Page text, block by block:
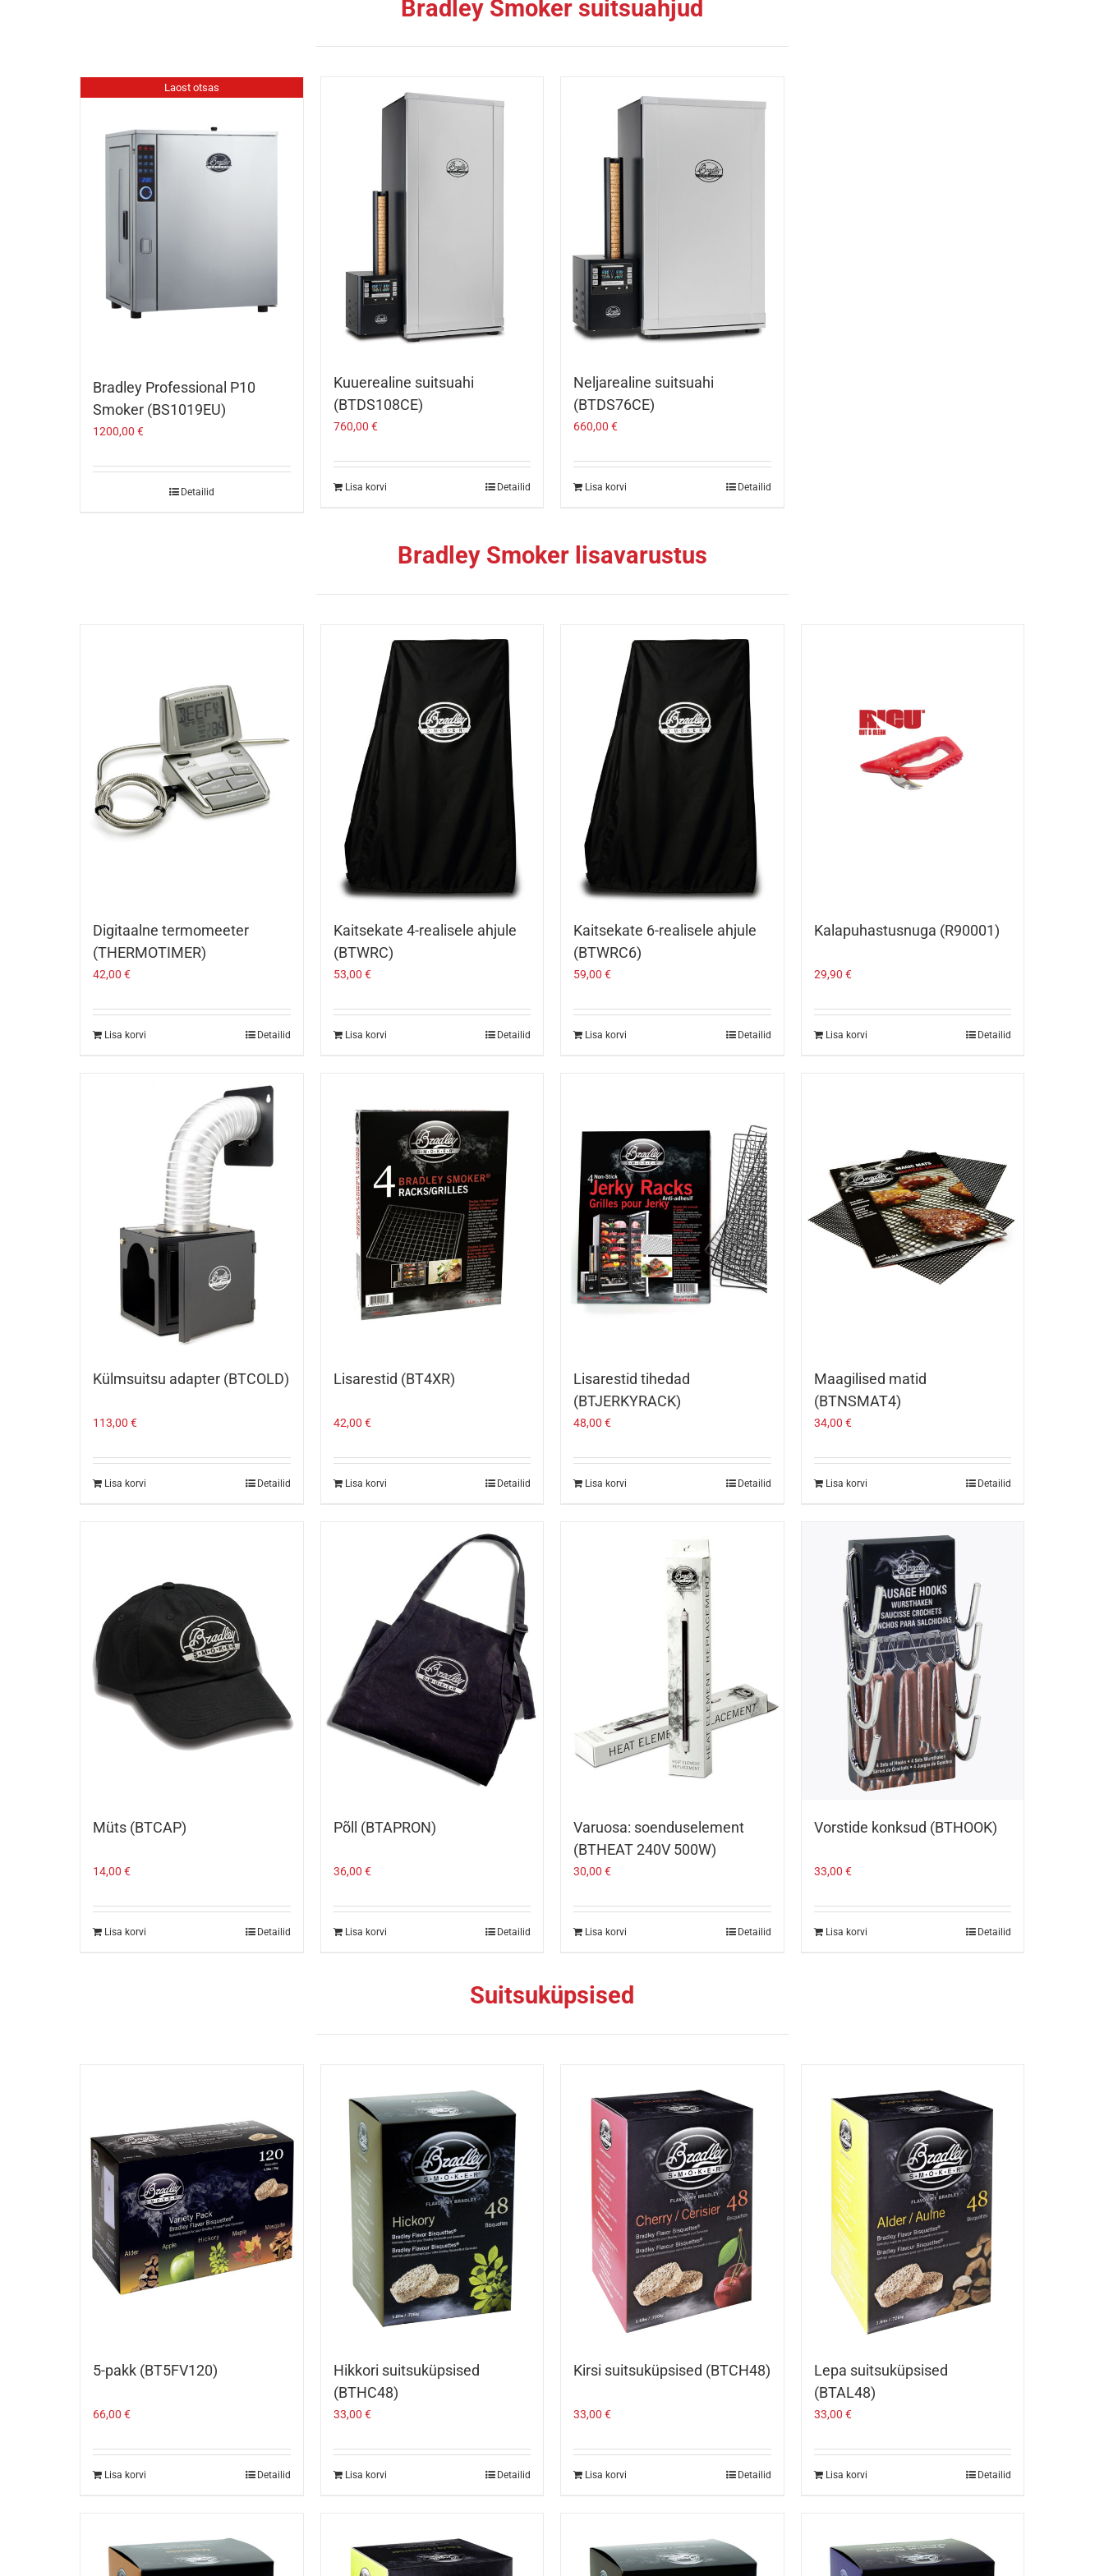
Bradley Smoker suitsuahjud
Laost otsas
Bradley Professional P10
Smoker (BS1019EU)
1200,00 €
Detailid
Kuuerealine suitsuahi
(BTDS108CE)
760,00 €
Lisa korvi Detailid
Neljarealine suitsuahi
(BTDS76CE)
660,00 €
Lisa korvi Detailid
Bradley Smoker lisavarustus
Digitaalne termomeeter
(THERMOTIMER)
42,00 €
Lisa korvi Detailid
Kaitsekate 4-realisele ahjule
(BTWRC)
53,00 €
Lisa korvi Detailid
Kaitsekate 6-realisele ahjule
(BTWRC6)
59,00 €
Lisa korvi Detailid
Kalapuhastusnuga (R90001)
29,90 €
Lisa korvi Detailid
Külmsuitsu adapter (BTCOLD)
113,00 €
Lisa korvi Detailid
Lisarestid (BT4XR)
42,00 €
Lisa korvi Detailid
Lisarestid tihedad
(BTJERKYRACK)
48,00 €
Lisa korvi Detailid
Maagilised matid
(BTNSMAT4)
34,00 €
Lisa korvi Detailid
Müts (BTCAP)
14,00 €
Lisa korvi Detailid
Põll (BTAPRON)
36,00 €
Lisa korvi Detailid
Varuosa: soenduselement
(BTHEAT 240V 500W)
30,00 €
Lisa korvi Detailid
Vorstide konksud (BTHOOK)
33,00 €
Lisa korvi Detailid
Suitsuküpsised
5-pakk (BT5FV120)
66,00 €
Lisa korvi Detailid
Hikkori suitsuküpsised
(BTHC48)
33,00 €
Lisa korvi Detailid
Kirsi suitsuküpsised (BTCH48)
33,00 €
Lisa korvi Detailid
Lepa suitsuküpsised
(BTAL48)
33,00 €
Lisa korvi Detailid